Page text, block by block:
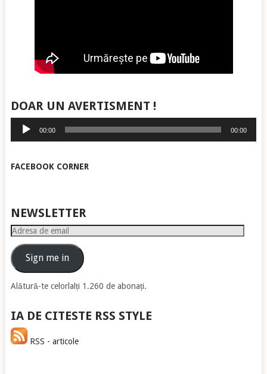
DOAR UN AVERTISMENT !
Player
audio
00:00 00:00
FACEBOOK CORNER
NEWSLETTER
Adresa
emailSign me in
Alătură-te celorlalți 1.260 de abonați.
IA DE CITESTE RSS STYLE
RSS - articole